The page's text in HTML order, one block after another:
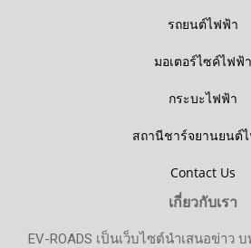
รถยนต์ไฟฟ้า
มอเตอร์ไซค์ไฟฟ้า
กระบะไฟฟ้า
สถานีชาร์จยานยนต์
Contact Us
เกี่ยวกับเรา
EV-ROADS เป็นเว็บไซต์นำเสนอข่าว